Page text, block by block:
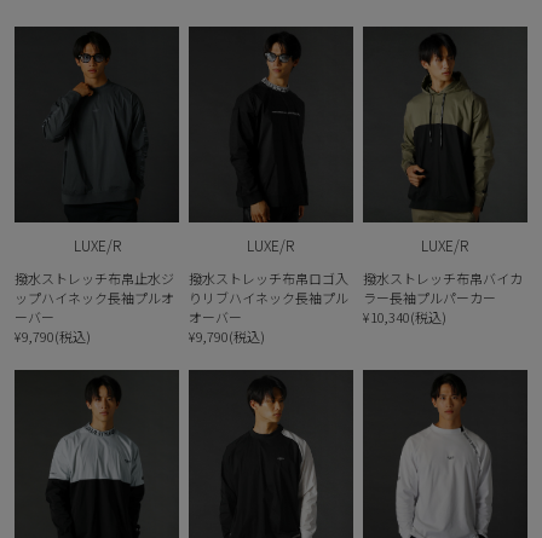
LUXE/R
撥水ストレッチ布帛止水ジ
ップハイネック長袖プルオ
ーバー
¥9,790(税込)
LUXE/R
撥水ストレッチ布帛ロゴ入
りリブハイネック長袖プル
オーバー
¥9,790(税込)
LUXE/R
撥水ストレッチ布帛バイカ
ラー長袖プルパーカー
¥10,340(税込)